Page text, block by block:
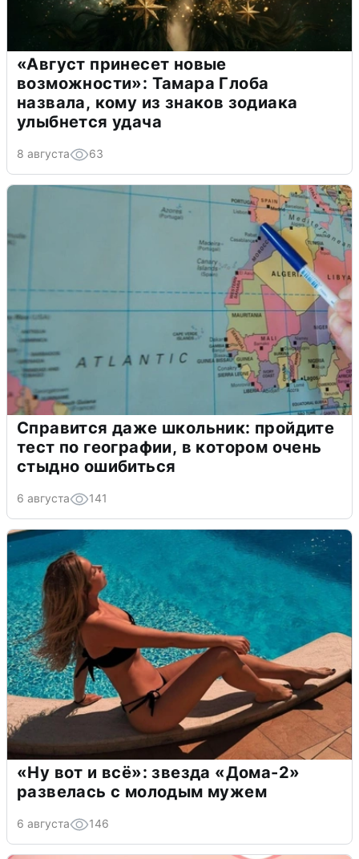
«Август принесет новые
возможности»: Тамара Глоба
назвала, кому из знаков зодиака
улыбнется удача
8 августа 63
Справится даже школьник: пройдите
тест по географии, в котором очень
стыдно ошибиться
6 августа 141
«Ну вот и всё»: звезда «Дома-2»
развелась с молодым мужем
6 августа 146